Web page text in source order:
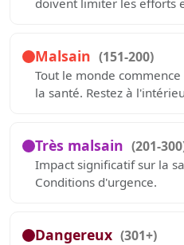
doivent limiter les efforts
Malsain (151-200)
Tout le monde
la santé. Restez à
Très malsain (201-
Impact significatif sur la
Conditions d'urgence.
Dangereux (301+)